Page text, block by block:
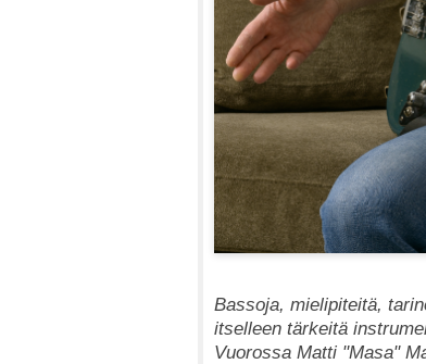
Bassoja, mielipiteitä,
itselleen tärkeitä
Vuorossa Matti "Masa"